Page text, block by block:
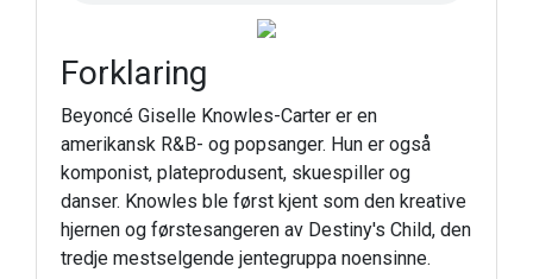
Forklaring
Beyoncé Giselle Knowles-Carter er en
amerikansk R&B- og popsanger. Hun er også
komponist, plateprodusent, skuespiller og
danser. Knowles ble først kjent som den kreative
hjernen og førstesangeren av Destiny's Child, den
tredje mestselgende jentegruppa noensinne.